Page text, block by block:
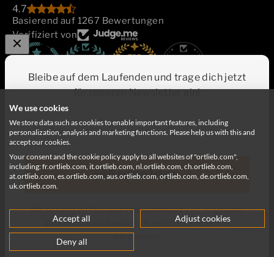
Bleibe auf dem Laufenden und trage dich jetzt
für unseren Newsletter ein!
E-Mail
Anmelden
Wir senden dir Neuigkeiten, Umfragen und Angebote.
Du kannst den Newsletter jederzeit kostenlos
abbestellen.
Deutschland Deutsch
4.7
Basierend auf 1267 Bewertungen
Verifiziert von
882
© 2026, ORTLIEB Sportartikel GmbH
We use cookies
We store data such as cookies to enable important features, including
personalization, analysis and marketing functions. Please help us with this and
accept our cookies.
Your consent and the cookie policy apply to all websites of "ortlieb.com",
including: fr.ortlieb.com, it.ortlieb.com, nl.ortlieb.com, ch.ortlieb.com,
at.ortlieb.com, es.ortlieb.com, aus.ortlieb.com, ortlieb.com, de.ortlieb.com,
uk.ortlieb.com.
Accept all Adjust cookies
Deny all